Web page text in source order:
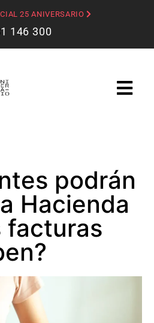
25 ANIVERSARIO
146 300
podrán
Hacienda
facturas